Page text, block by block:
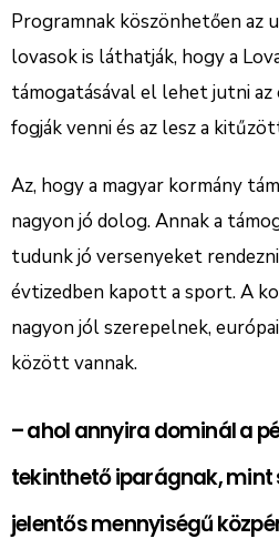
Programnak köszönhetően
lovasok is láthatják, hogy a
támogatásával el lehet jutni
fogják venni és az lesz a
Az, hogy a magyar kormány
nagyon jó dolog. Annak a
tudunk jó versenyeket
évtizedben kapott a sport. A
nagyon jól szerepelnek,
között vannak.
– ahol annyira dominál a
tekinthető iparágnak, mint
jelentős mennyiségű